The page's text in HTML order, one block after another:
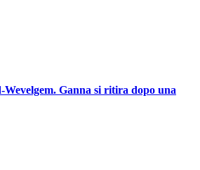
Ganna si ritira dopo una